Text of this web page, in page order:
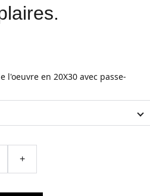
l'oeuvre en 20X30 avec passe-
+